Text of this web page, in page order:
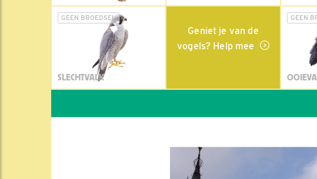
GEEN BROEDSEL
SLECHTVALK
Geniet je van de
vogels? Help mee
GEEN